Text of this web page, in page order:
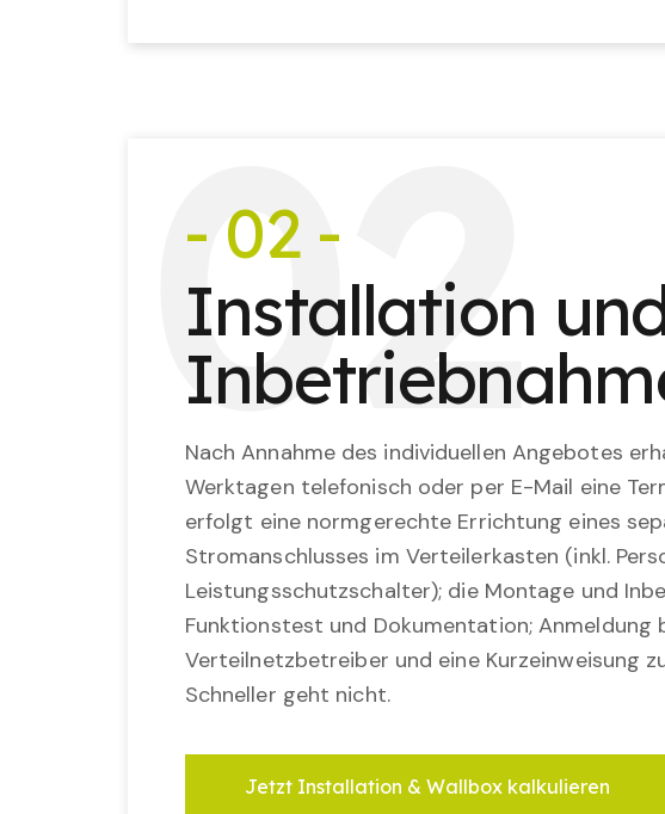
02
- 02 -
Installation
Nach Annahme des individuellen Angebotes
Werktagen telefonisch oder per E-Mail eine
erfolgt eine normgerechte Errichtung eines
Stromanschlusses im Verteilerkasten (inkl.
Leistungsschutzschalter); die Montage und
Funktionstest und Dokumentation; Anmeldung
Verteilnetzbetreiber und eine Kurzeinweisung
Schneller geht nicht.
Jetzt Installation & Wallbox kalkulieren